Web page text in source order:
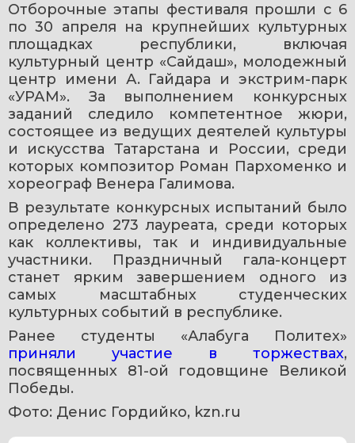
Отборочные этапы фестиваля прошли с 6
по 30 апреля на крупнейших культурных
площадках республики, включая
культурный центр «Сайдаш», молодежный
центр имени А. Гайдара и экстрим-парк
«УРАМ». За выполнением конкурсных
заданий следило компетентное жюри,
состоящее из ведущих деятелей культуры
и искусства Татарстана и России, среди
которых композитор Роман Пархоменко и
хореограф Венера Галимова.
В результате конкурсных испытаний было
определено 273 лауреата, среди которых
как коллективы, так и индивидуальные
участники. Праздничный гала-концерт
станет ярким завершением одного из
самых масштабных студенческих
культурных событий в республике.
приняли участие в торжествах,
посвященных 81-ой годовщине Великой
Победы.
Фото: Денис Гордийко, kzn.ru